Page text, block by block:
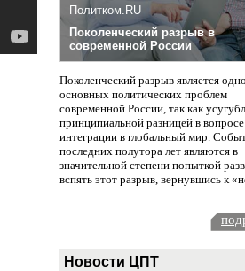
Политком.RU
Поколенческий разрыв в
современной России
Поколенческий разрыв является
основных политических проблем
современной России, так как
принципиальной разницей в вопросе
интеграции в глобальный мир.
последних полутора лет являются в
значительной степени попыткой
вспять этот разрыв, вернувшись к
Новости ЦПТ